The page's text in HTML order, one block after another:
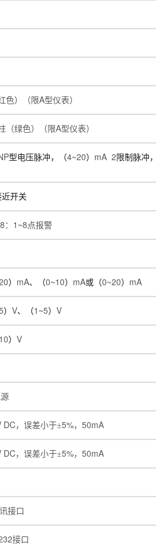
色）（限A型仪表）
（绿色）（限A型仪表）
型电压脉冲，（4~20） mA 2 限制脉冲，
开关
： 1~8点报警
） mA、（0~10） mA或（0~20） mA
） V、（1~5） V
） V
DC，误差小于±5%， 50mA
DC，误差小于±5%， 50mA
接口
接口